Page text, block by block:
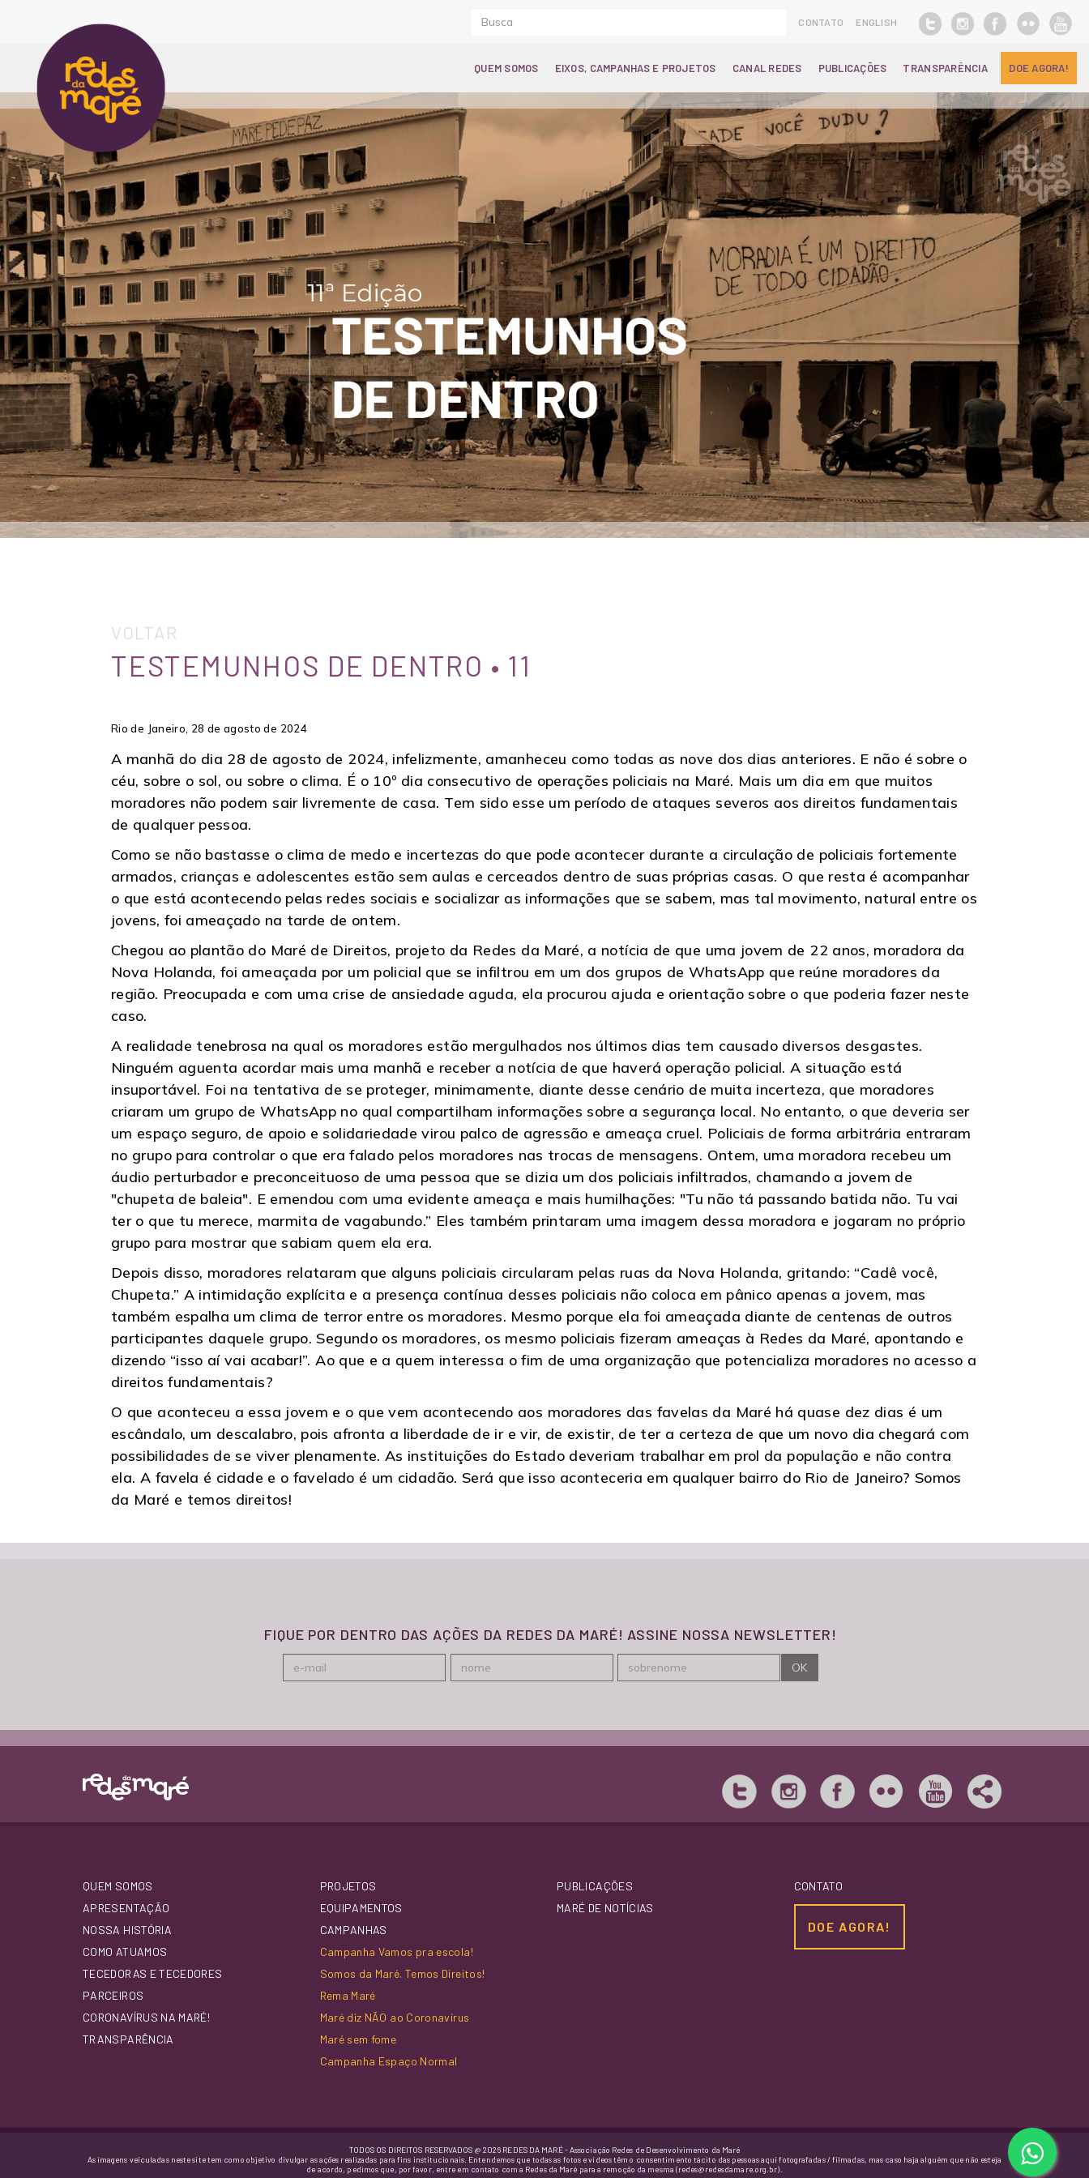
CONTATO ENGLISH
QUEM SOMOS EIXOS, CAMPANHAS E PROJETOS CANAL REDES PUBLICAÇÕES TRANSPARÊNCIA DOE AGORA!
VOLTAR
TESTEMUNHOS DE DENTRO • 11
Rio de Janeiro, 28 de agosto de 2024
A manhã do dia 28 de agosto de 2024, infelizmente, amanheceu como todas as nove dos dias anteriores. E não é sobre o
céu, sobre o sol, ou sobre o clima. É o 10º dia consecutivo de operações policiais na Maré. Mais um dia em que muitos
moradores não podem sair livremente de casa. Tem sido esse um período de ataques severos aos direitos fundamentais
de qualquer pessoa.
Como se não bastasse o clima de medo e incertezas do que pode acontecer durante a circulação de policiais fortemente
armados, crianças e adolescentes estão sem aulas e cerceados dentro de suas próprias casas. O que resta é acompanhar
o que está acontecendo pelas redes sociais e socializar as informações que se sabem, mas tal movimento, natural entre os
jovens, foi ameaçado na tarde de ontem.
Chegou ao plantão do Maré de Direitos, projeto da Redes da Maré, a notícia de que uma jovem de 22 anos, moradora da
Nova Holanda, foi ameaçada por um policial que se infiltrou em um dos grupos de WhatsApp que reúne moradores da
região. Preocupada e com uma crise de ansiedade aguda, ela procurou ajuda e orientação sobre o que poderia fazer neste
caso.
A realidade tenebrosa na qual os moradores estão mergulhados nos últimos dias tem causado diversos desgastes.
Ninguém aguenta acordar mais uma manhã e receber a notícia de que haverá operação policial. A situação está
insuportável. Foi na tentativa de se proteger, minimamente, diante desse cenário de muita incerteza, que moradores
criaram um grupo de WhatsApp no qual compartilham informações sobre a segurança local. No entanto, o que deveria ser
um espaço seguro, de apoio e solidariedade virou palco de agressão e ameaça cruel. Policiais de forma arbitrária entraram
no grupo para controlar o que era falado pelos moradores nas trocas de mensagens. Ontem, uma moradora recebeu um
áudio perturbador e preconceituoso de uma pessoa que se dizia um dos policiais infiltrados, chamando a jovem de
"chupeta de baleia". E emendou com uma evidente ameaça e mais humilhações: "Tu não tá passando batida não. Tu vai
ter o que tu merece, marmita de vagabundo.” Eles também printaram uma imagem dessa moradora e jogaram no próprio
grupo para mostrar que sabiam quem ela era.
Depois disso, moradores relataram que alguns policiais circularam pelas ruas da Nova Holanda, gritando: “Cadê você,
Chupeta.” A intimidação explícita e a presença contínua desses policiais não coloca em pânico apenas a jovem, mas
também espalha um clima de terror entre os moradores. Mesmo porque ela foi ameaçada diante de centenas de outros
participantes daquele grupo. Segundo os moradores, os mesmo policiais fizeram ameaças à Redes da Maré, apontando e
dizendo “isso aí vai acabar!”. Ao que e a quem interessa o fim de uma organização que potencializa moradores no acesso a
direitos fundamentais?
O que aconteceu a essa jovem e o que vem acontecendo aos moradores das favelas da Maré há quase dez dias é um
escândalo, um descalabro, pois afronta a liberdade de ir e vir, de existir, de ter a certeza de que um novo dia chegará com
possibilidades de se viver plenamente. As instituições do Estado deveriam trabalhar em prol da população e não contra
ela. A favela é cidade e o favelado é um cidadão. Será que isso aconteceria em qualquer bairro do Rio de Janeiro? Somos
da Maré e temos direitos!
FIQUE POR DENTRO DAS AÇÕES DA REDES DA MARÉ! ASSINE NOSSA NEWSLETTER!
QUEM SOMOS
APRESENTAÇÃO
NOSSA HISTÓRIA
COMO ATUAMOS
TECEDORAS E TECEDORES
PARCEIROS
CORONAVÍRUS NA MARÉ!
TRANSPARÊNCIA
PROJETOS
EQUIPAMENTOS
CAMPANHAS
Campanha Vamos pra escola!
Somos da Maré. Temos Direitos!
Rema Maré
Maré diz NÃO ao Coronavírus
Maré sem fome
Campanha Espaço Normal
PUBLICAÇÕES
MARÉ DE NOTÍCIAS
CONTATO
DOE AGORA!
TODOS OS DIREITOS RESERVADOS @ 2026 REDES DA MARÉ - Associação Redes de Desenvolvimento da Maré
As imagens veiculadas neste site tem como objetivo divulgar as ações realizadas para fins institucionais. Entendemos que todas as fotos e vídeos têm o consentimento tácito das pessoas aqui fotografadas / filmadas, mas caso haja alguém que não esteja
de acordo, pedimos que, por favor, entre em contato com a Redes da Maré para a remoção da mesma (redes@redesdamare.org.br).